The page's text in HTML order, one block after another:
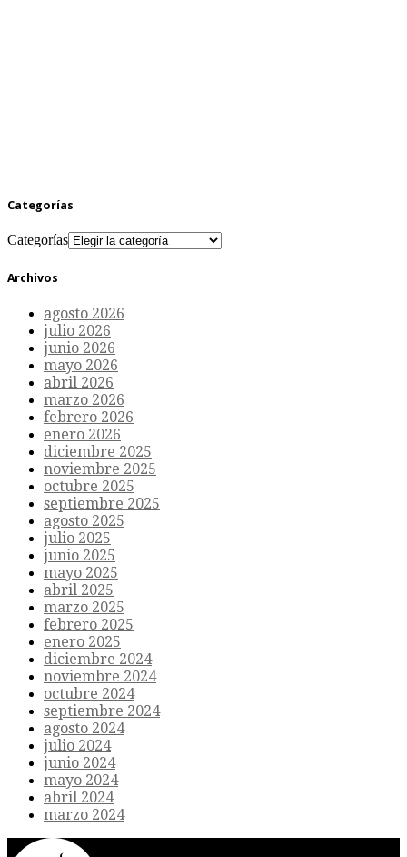
Categorías
Categorías
Archivos
agosto 2026
julio 2026
junio 2026
mayo 2026
abril 2026
marzo 2026
febrero 2026
enero 2026
diciembre 2025
noviembre 2025
octubre 2025
septiembre 2025
agosto 2025
julio 2025
junio 2025
mayo 2025
abril 2025
marzo 2025
febrero 2025
enero 2025
diciembre 2024
noviembre 2024
octubre 2024
septiembre 2024
agosto 2024
julio 2024
junio 2024
mayo 2024
abril 2024
marzo 2024